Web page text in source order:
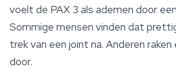
voelt de PAX 3 als ademen door
Sommige mensen vinden dat
trek van een joint na. Anderen
door.